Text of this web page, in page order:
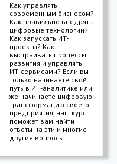
Как управлять
современным бизнесом?
Как правильно внедрять
цифровые технологии?
Как запускать ИТ-
проекты? Как
выстраивать процессы
развития и управлять
ИТ-сервисами? Если вы
только начинаете свой
путь в ИТ-аналитике или
же начинаете цифровую
трансформацию своего
предприятия, наш курс
поможет вам найти
ответы на эти и многие
другие вопросы.